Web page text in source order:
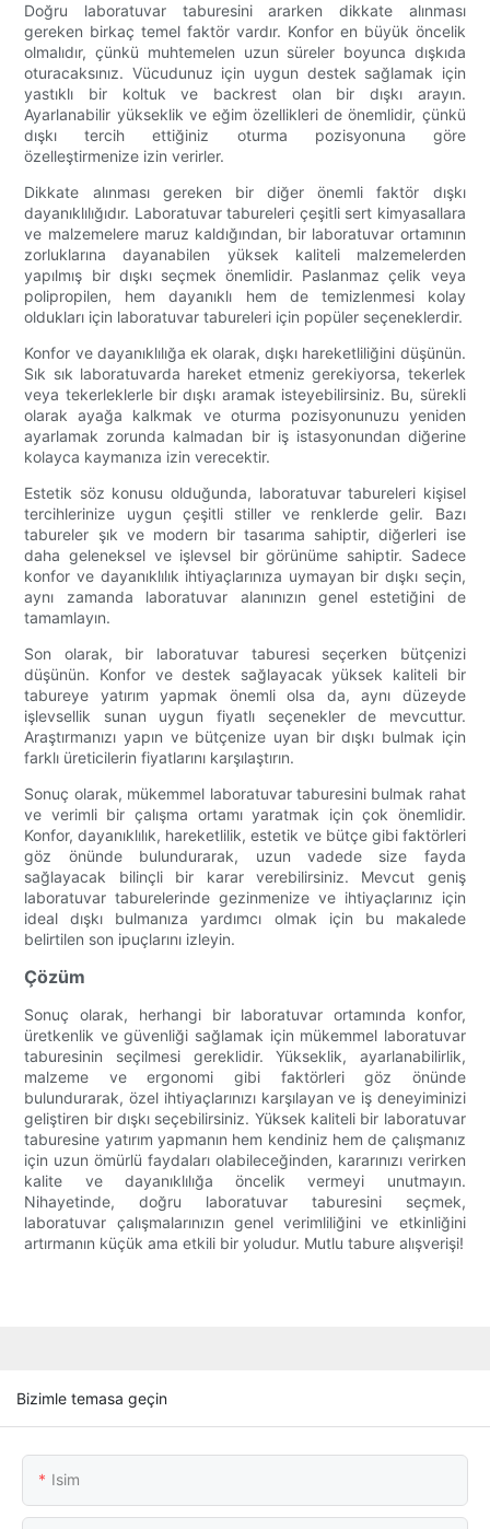
Doğru laboratuvar taburesini ararken dikkate alınması
gereken birkaç temel faktör vardır. Konfor en büyük öncelik
olmalıdır, çünkü muhtemelen uzun süreler boyunca dışkıda
oturacaksınız. Vücudunuz için uygun destek sağlamak için
yastıklı bir koltuk ve backrest olan bir dışkı arayın.
Ayarlanabilir yükseklik ve eğim özellikleri de önemlidir, çünkü
dışkı tercih ettiğiniz oturma pozisyonuna göre
özelleştirmenize izin verirler.
Dikkate alınması gereken bir diğer önemli faktör dışkı
dayanıklılığıdır. Laboratuvar tabureleri çeşitli sert kimyasallara
ve malzemelere maruz kaldığından, bir laboratuvar ortamının
zorluklarına dayanabilen yüksek kaliteli malzemelerden
yapılmış bir dışkı seçmek önemlidir. Paslanmaz çelik veya
polipropilen, hem dayanıklı hem de temizlenmesi kolay
oldukları için laboratuvar tabureleri için popüler seçeneklerdir.
Konfor ve dayanıklılığa ek olarak, dışkı hareketliliğini düşünün.
Sık sık laboratuvarda hareket etmeniz gerekiyorsa, tekerlek
veya tekerleklerle bir dışkı aramak isteyebilirsiniz. Bu, sürekli
olarak ayağa kalkmak ve oturma pozisyonunuzu yeniden
ayarlamak zorunda kalmadan bir iş istasyonundan diğerine
kolayca kaymanıza izin verecektir.
Estetik söz konusu olduğunda, laboratuvar tabureleri kişisel
tercihlerinize uygun çeşitli stiller ve renklerde gelir. Bazı
tabureler şık ve modern bir tasarıma sahiptir, diğerleri ise
daha geleneksel ve işlevsel bir görünüme sahiptir. Sadece
konfor ve dayanıklılık ihtiyaçlarınıza uymayan bir dışkı seçin,
aynı zamanda laboratuvar alanınızın genel estetiğini de
tamamlayın.
Son olarak, bir laboratuvar taburesi seçerken bütçenizi
düşünün. Konfor ve destek sağlayacak yüksek kaliteli bir
tabureye yatırım yapmak önemli olsa da, aynı düzeyde
işlevsellik sunan uygun fiyatlı seçenekler de mevcuttur.
Araştırmanızı yapın ve bütçenize uyan bir dışkı bulmak için
farklı üreticilerin fiyatlarını karşılaştırın.
Sonuç olarak, mükemmel laboratuvar taburesini bulmak rahat
ve verimli bir çalışma ortamı yaratmak için çok önemlidir.
Konfor, dayanıklılık, hareketlilik, estetik ve bütçe gibi faktörleri
göz önünde bulundurarak, uzun vadede size fayda
sağlayacak bilinçli bir karar verebilirsiniz. Mevcut geniş
laboratuvar taburelerinde gezinmenize ve ihtiyaçlarınız için
ideal dışkı bulmanıza yardımcı olmak için bu makalede
belirtilen son ipuçlarını izleyin.
Çözüm
Sonuç olarak, herhangi bir laboratuvar ortamında konfor,
üretkenlik ve güvenliği sağlamak için mükemmel laboratuvar
taburesinin seçilmesi gereklidir. Yükseklik, ayarlanabilirlik,
malzeme ve ergonomi gibi faktörleri göz önünde
bulundurarak, özel ihtiyaçlarınızı karşılayan ve iş deneyiminizi
geliştiren bir dışkı seçebilirsiniz. Yüksek kaliteli bir laboratuvar
taburesine yatırım yapmanın hem kendiniz hem de çalışmanız
için uzun ömürlü faydaları olabileceğinden, kararınızı verirken
kalite ve dayanıklılığa öncelik vermeyi unutmayın.
Nihayetinde, doğru laboratuvar taburesini seçmek,
laboratuvar çalışmalarınızın genel verimliliğini ve etkinliğini
artırmanın küçük ama etkili bir yoludur. Mutlu tabure alışverişi!
Bizimle temasa geçin
Isim